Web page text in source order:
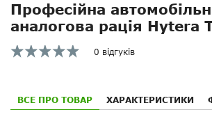
Професійна
аналогова рація Hytera
0 відгуків
ВСЕ ПРО ТОВАР ХАРАКТЕРИСТИКИ